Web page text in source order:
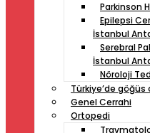
Parkinson
Epilepsi
İstanbul
Serebral
İstanbul
Nöroloji
Türkiye’de göğüs
Genel Cerrahi
Ortopedi